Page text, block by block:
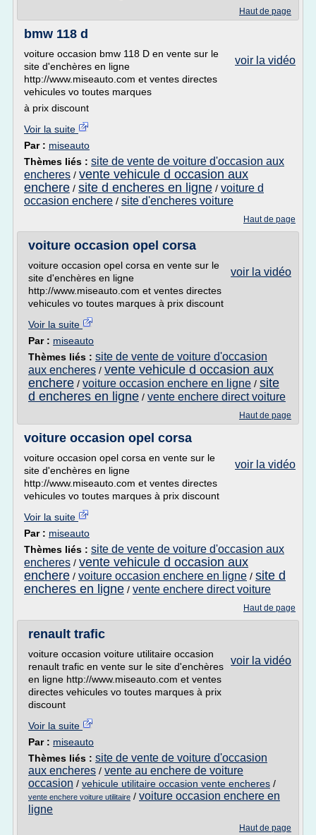
Haut de page
bmw 118 d
voir la vidéo
voiture occasion bmw 118 D en vente sur le
site d'enchères en ligne
http://www.miseauto.com et ventes directes
vehicules vo toutes marques
à prix discount
Voir la suite
Par : miseauto
Thèmes liés : site de vente de voiture d'occasion aux
encheres / vente vehicule d occasion aux
enchere / site d encheres en ligne / voiture d
occasion enchere / site d'encheres voiture
Haut de page
voiture occasion opel corsa
voir la vidéo
voiture occasion opel corsa en vente sur le
site d'enchères en ligne
http://www.miseauto.com et ventes directes
vehicules vo toutes marques à prix discount
Voir la suite
Par : miseauto
Thèmes liés : site de vente de voiture d'occasion
aux encheres / vente vehicule d occasion aux
enchere / voiture occasion enchere en ligne / site
d encheres en ligne / vente enchere direct voiture
Haut de page
voiture occasion opel corsa
voir la vidéo
voiture occasion opel corsa en vente sur le
site d'enchères en ligne
http://www.miseauto.com et ventes directes
vehicules vo toutes marques à prix discount
Voir la suite
Par : miseauto
Thèmes liés : site de vente de voiture d'occasion aux
encheres / vente vehicule d occasion aux
enchere / voiture occasion enchere en ligne / site d
encheres en ligne / vente enchere direct voiture
Haut de page
renault trafic
voir la vidéo
voiture occasion voiture utilitaire occasion
renault trafic en vente sur le site d'enchères
en ligne http://www.miseauto.com et ventes
directes vehicules vo toutes marques à prix
discount
Voir la suite
Par : miseauto
Thèmes liés : site de vente de voiture d'occasion
aux encheres / vente au enchere de voiture
occasion / vehicule utilitaire occasion vente encheres /
vente enchere voiture utilitaire / voiture occasion enchere en
ligne
Haut de page